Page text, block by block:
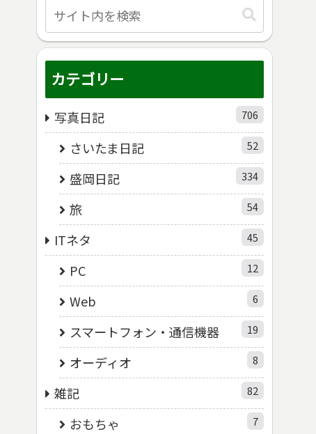
カテゴリー
写真日記 706
さいたま日記 52
盛岡日記 334
旅 54
ITネタ 45
PC 12
Web 6
スマートフォン・通信機器 19
オーディオ 8
雑記 82
おもちゃ 7